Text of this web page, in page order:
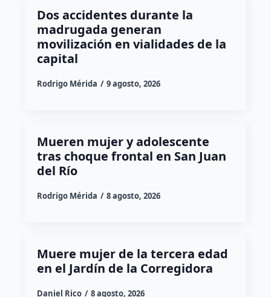
Dos accidentes durante la
madrugada generan
movilización en vialidades de la
capital
Rodrigo Mérida 9 agosto, 2026
Mueren mujer y adolescente
tras choque frontal en San Juan
del Río
Rodrigo Mérida 8 agosto, 2026
Muere mujer de la tercera edad
en el Jardín de la Corregidora
Daniel Rico 8 agosto, 2026